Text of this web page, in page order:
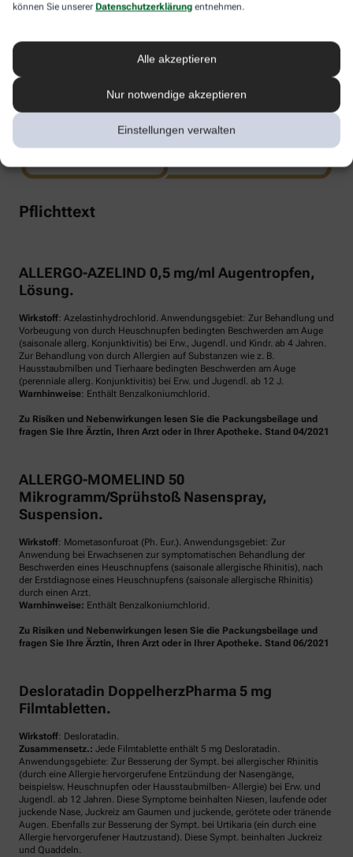
können Sie unserer Datenschutzerklärung entnehmen.
Alle akzeptieren
Nur notwendige akzeptieren
Einstellungen verwalten
Pflichttext
ALLERGO-AZELIND 0,5 mg/ml Augentropfen,
Lösung.
Wirkstoff: Azelastinhydrochlorid. Anwendungsgebiet: Zur Behandlung und
Vorbeugung von durch Heuschnupfen bedingten Beschwerden am Auge
(saisonale allerg. Konjunktivitis) bei Erw., Jugendl. und Kindr. ab 4 Jahren.
Zur Behandlung von durch Allergien auf Substanzen wie z. B.
Hausstaubmilben und Tierhaare bedingten Beschwerden am Auge
(perenniale allerg. Konjunktivitis) bei Erw. und Jugendl. ab 12 J.
Warnhinweise: Enthält Benzalkoniumchlorid.
Zu Risiken und Nebenwirkungen lesen Sie die Packungsbeilage und
fragen Sie Ihre Ärztin, Ihren Arzt oder in Ihrer Apotheke. Stand 04/2021
ALLERGO-MOMELIND 50
Mikrogramm/Sprühstoß Nasenspray,
Suspension.
Wirkstoff: Mometasonfuroat (Ph. Eur.). Anwendungsgebiet: Zur
Anwendung bei Erwachsenen zur symptomatischen Behandlung der
Beschwerden eines Heuschnupfens (saisonale allergische Rhinitis), nach
der Erstdiagnose eines Heuschnupfens (saisonale allergische Rhinitis)
durch einen Arzt.
Warnhinweise: Enthält Benzalkoniumchlorid.
Zu Risiken und Nebenwirkungen lesen Sie die Packungsbeilage und
fragen Sie Ihre Ärztin, Ihren Arzt oder in Ihrer Apotheke. Stand 06/2021
Desloratadin DoppelherzPharma 5 mg
Filmtabletten.
Wirkstoff: Desloratadin.
Zusammensetz.: Jede Filmtablette enthält 5 mg Desloratadin.
Anwendungsgebiete: Zur Besserung der Sympt. bei allergischer Rhinitis
(durch eine Allergie hervorgerufene Entzündung der Nasengänge,
beispielsw. Heuschnupfen oder Hausstaubmilben- Allergie) bei Erw. und
Jugendl. ab 12 Jahren. Diese Symptome beinhalten Niesen, laufende oder
juckende Nase, Juckreiz am Gaumen und juckende, gerötete oder tränende
Augen. Ebenfalls zur Besserung der Sympt. bei Urtikaria (ein durch eine
Allergie hervorgerufener Hautzustand). Diese Sympt. beinhalten Juckreiz
und Quaddeln.